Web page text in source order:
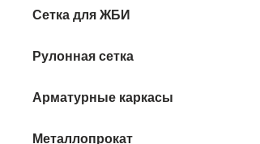
Сетка для ЖБИ
Рулонная сетка
Арматурные каркасы
Металлопрокат